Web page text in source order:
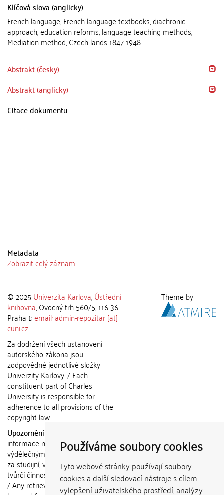
Používáme soubory cookies
Tyto webové stránky používají soubory
cookies a další sledovací nástroje s cílem
vylepšení uživatelského prostředí, analýzy
Klíčová slova (anglicky)
French language, French language textbooks, diachronic
approach, education reforms, language teaching methods,
Mediation method, Czech lands 1847-1948
Abstrakt (česky)
Abstrakt (anglicky)
Citace dokumentu
Metadata
Zobrazit celý záznam
© 2025 Univerzita Karlova,Ústřední
knihovna, Ovocný trh 560/5, 116 36
Praha 1;email: admin-repozitar [at]
cuni.cz
Za dodržení všech ustanovení
autorského zákona jsou
zodpovědné jednotlivé složky
Univerzity Karlovy. / Each
constituent part of Charles
University is responsible for
adherence to all provisions of the
copyright law.
Upozornění / Notice:
informace nemohou být použity k
výdělečným účelům nebo vydávány
za studijní, vědeckou nebo jinou
tvůrčí činnost jiné osoby než autora.
/ Any retrieved information shall not
Theme by